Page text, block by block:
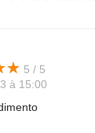
★
★ 5 / 5
à 15:00